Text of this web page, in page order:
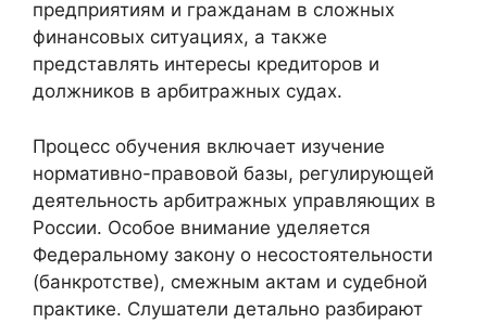
предприятиям и гражданам в сложных
финансовых ситуациях, а также
представлять интересы кредиторов и
должников в арбитражных судах.
Процесс обучения включает изучение
нормативно-правовой базы, регулирующей
деятельность арбитражных управляющих в
России. Особое внимание уделяется
Федеральному закону о несостоятельности
(банкротстве), смежным актам и судебной
практике. Слушатели детально разбирают